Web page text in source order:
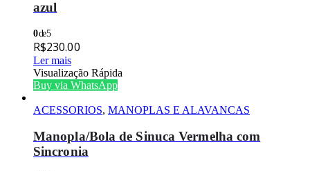
azul
0de 5
R$230.00
Ler mais
Visualização Rápida
Buy via WhatsApp
ACESSORIOS, MANOPLAS E ALAVANCAS
Manopla/Bola de Sinuca Vermelha com
Sincronia